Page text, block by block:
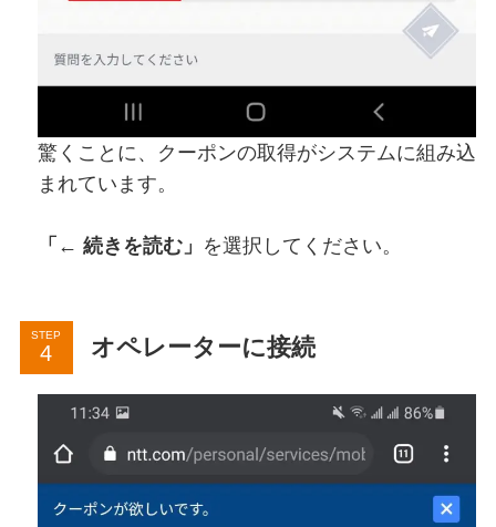
驚くことに、クーポンの取得がシステムに組み込
まれています。
「← 続きを読む」 を選択してください。
STEP オペレーターに接続